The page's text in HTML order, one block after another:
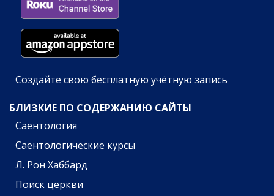
Создайте свою бесплатную учётную запись
БЛИЗКИЕ ПО СОДЕРЖАНИЮ САЙТЫ
Саентология
Саентологические курсы
Л. Рон Хаббард
Поиск церкви